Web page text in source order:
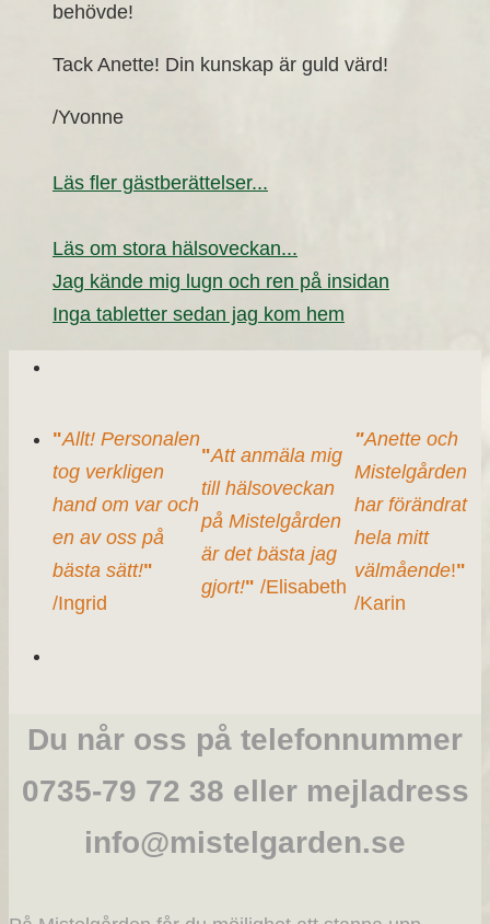
behövde!
Tack Anette! Din kunskap är guld värd!
/Yvonne
Läs fler gästberättelser...
Läs om stora hälsoveckan...
Jag kände mig lugn och ren på insidan
Inga tabletter sedan jag kom hem
"Allt! Personalen
tog verkligen
hand om var och
en av oss på
bästa sätt!"
/Ingrid
"Att anmäla mig
till hälsoveckan
på Mistelgården
är det bästa jag
gjort!" /Elisabeth
"Anette och
Mistelgården
har förändrat
hela mitt
välmående!"
/Karin
Du når oss på telefonnummer
0735-79 72 38 eller mejladress
info@mistelgarden.se